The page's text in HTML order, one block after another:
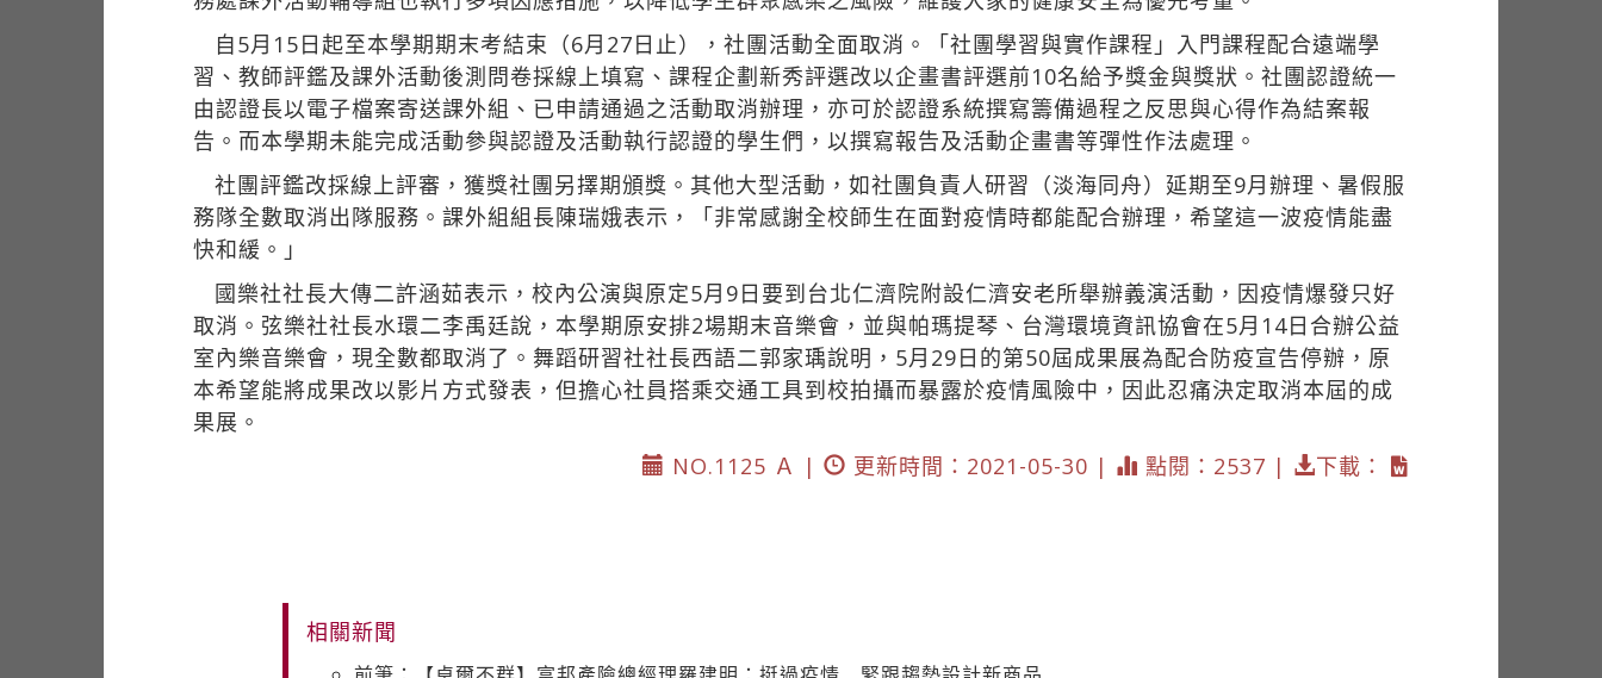
自5月15日起至本學期期末考結束（6月27日止），社團活動全面取消。「社團學習與實作課程」入門課程配合遠端學
習、教師評鑑及課外活動後測問卷採線上填寫、課程企劃新秀評選改以企畫書評選前10名給予獎金與獎狀。社團認證統一
由認證長以電子檔案寄送課外組、已申請通過之活動取消辦理，亦可於認證系統撰寫籌備過程之反思與心得作為結案報
告。而本學期未能完成活動參與認證及活動執行認證的學生們，以撰寫報告及活動企畫書等彈性作法處理。
社團評鑑改採線上評審，獲獎社團另擇期頒獎。其他大型活動，如社團負責人研習（淡海同舟）延期至9月辦理、暑假服
務隊全數取消出隊服務。課外組組長陳瑞娥表示，「非常感謝全校師生在面對疫情時都能配合辦理，希望這一波疫情能盡
快和緩。」
國樂社社長大傳二許涵茹表示，校內公演與原定5月9日要到台北仁濟院附設仁濟安老所舉辦義演活動，因疫情爆發只好
取消。弦樂社社長水環二李禹廷說，本學期原安排2場期末音樂會，並與帕瑪提琴、台灣環境資訊協會在5月14日合辦公益
室內樂音樂會，現全數都取消了。舞蹈研習社社長西語二郭家瑀說明，5月29日的第50屆成果展為配合防疫宣告停辦，原
本希望能將成果改以影片方式發表，但擔心社員搭乘交通工具到校拍攝而暴露於疫情風險中，因此忍痛決定取消本屆的成
果展。
NO.1125 Ａ |
更新時間：2021-05-30 | 點閱：2537 | 下載：
相關新聞